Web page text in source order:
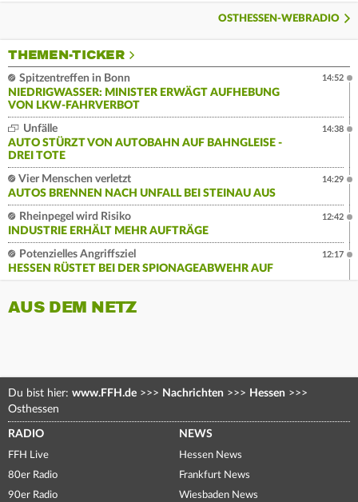
OSTHESSEN-WEBRADIO
THEMEN-TICKER
Spitzentreffen in Bonn
NIEDRIGWASSER: MINISTER ERWÄGT AUFHEBUNG
VON LKW-FAHRVERBOT
14:52
Unfälle
AUTO STÜRZT VON AUTOBAHN AUF BAHNGLEISE -
DREI TOTE
14:38
Vier Menschen verletzt
AUTOS BRENNEN NACH UNFALL BEI STEINAU AUS
14:29
Rheinpegel wird Risiko
INDUSTRIE ERHÄLT MEHR AUFTRÄGE
12:42
Potenzielles Angriffsziel
HESSEN RÜSTET BEI DER SPIONAGEABWEHR AUF
12:17
AUS DEM NETZ
Du bist hier: www.FFH.de >>> Nachrichten >>> Hessen >>>
Osthessen
RADIO
FFH Live
80er Radio
90er Radio
NEWS
Hessen News
Frankfurt News
Wiesbaden News